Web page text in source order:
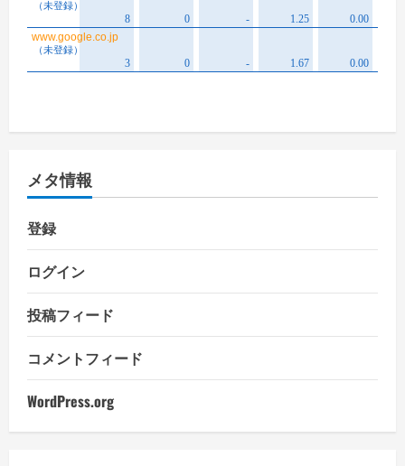
メタ情報
登録
ログイン
投稿フィード
コメントフィード
WordPress.org